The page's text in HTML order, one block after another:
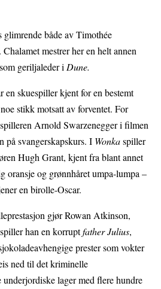
både av Timothée
mestrer her en helt annen
geriljaleder iDune.
en skuespiller kjent for en bestemt
stikk motsatt av forventet. For
Arnold Swarzenegger i filmen
på svangerskapskurs. I Wonkaspiller
Hugh Grant, kjent fra blant annet
oransje og grønnhåret umpa-lumpa –
en birolle-Oscar.
gjør Rowan Atkinson,
han en korruptfather Julius,
prester som vokter
ned til det kriminelle
lager med flere hundre